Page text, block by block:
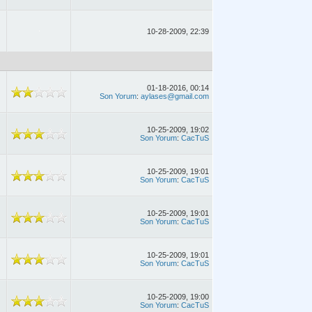
10-28-2009, 22:39
01-18-2016, 00:14
Son Yorum: aylases@gmail.com
10-25-2009, 19:02
Son Yorum: CacTuS
10-25-2009, 19:01
Son Yorum: CacTuS
10-25-2009, 19:01
Son Yorum: CacTuS
10-25-2009, 19:01
Son Yorum: CacTuS
10-25-2009, 19:00
Son Yorum: CacTuS